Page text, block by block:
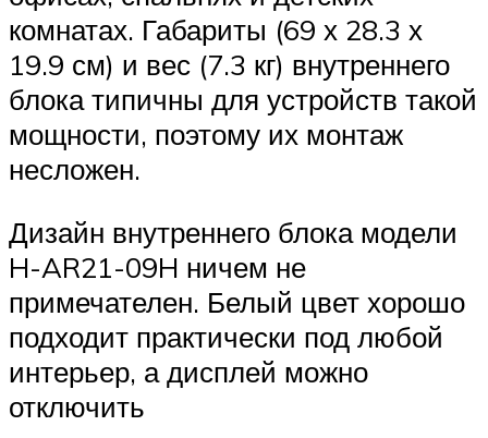
комнатах. Габариты (69 х 28.3 х
19.9 см) и вес (7.3 кг) внутреннего
блока типичны для устройств такой
мощности, поэтому их монтаж
несложен.
Дизайн внутреннего блока модели
H-AR21-09H ничем не
примечателен. Белый цвет хорошо
подходит практически под любой
интерьер, а дисплей можно
отключить